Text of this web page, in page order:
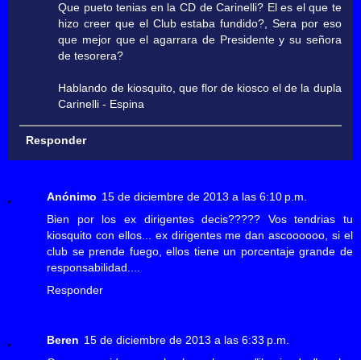
Que pueto tenias en la CD de Carinelli? El es el que te
hizo creer que el Club estaba fundido?, Sera por eso
que mejor que el agarrara de Presidente y su señora
de tesorera?
Hablando de kiosquito, que flor de kiosco el de la dupla
Carinelli - Espina
Responder
Anónimo 15 de diciembre de 2013 a las 6:10 p.m.
Bien por los ex dirigentes decis????? Vos tendrias tu
kiosquito con ellos... ex dirigentes me dan ascoooooo, si el
club se prende fuego, ellos tiene un porcentaje grande de
responsabilidad....
Responder
Beren 15 de diciembre de 2013 a las 6:33 p.m.